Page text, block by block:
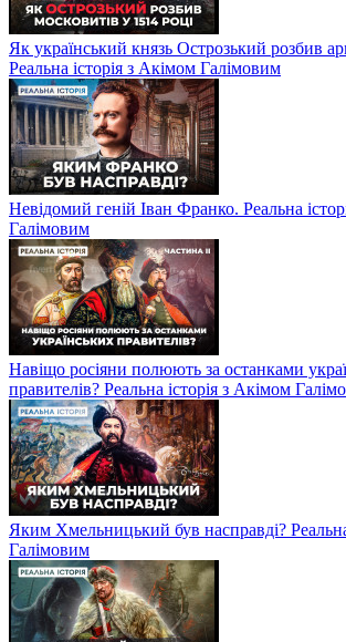
Як український князь Острозький розбив
Реальна історія з Акімом Галімовим
Невідомий геній Іван Франко. Реальна
Галімовим
Навіщо росіяни полюють за останками
правителів? Реальна історія з Акімом
Яким Хмельницький був насправді?
Галімовим